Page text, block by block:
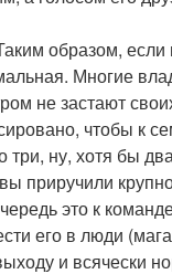
образом,
Многие
не застают
чтобы к
ну, хотя бы
приручили
это к
его в люди
и всячески